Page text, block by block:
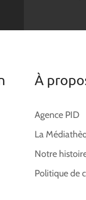
À
Agence PID
La
Notre
Politique de